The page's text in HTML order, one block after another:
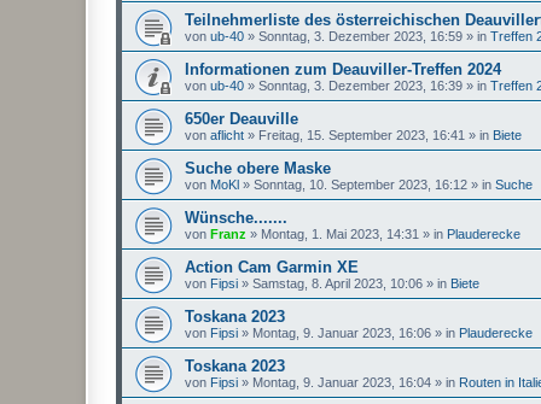
Teilnehmerliste des österreichischen
von ub-40 » Sonntag, 3. Dezember 2023, 16:59 » in Treffen
Informationen zum Deauviller-Treffen 2024
von ub-40 » Sonntag, 3. Dezember 2023, 16:39 » in Treffen
650er Deauville
von aflicht » Freitag, 15. September 2023, 16:41 » in Biete
Suche obere Maske
von MoKl » Sonntag, 10. September 2023, 16:12 » in Suche
Wünsche.......
von Franz » Montag, 1. Mai 2023, 14:31 » in Plauderecke
Action Cam Garmin XE
von Fipsi » Samstag, 8. April 2023, 10:06 » in Biete
Toskana 2023
von Fipsi » Montag, 9. Januar 2023, 16:06 » in Plauderecke
Toskana 2023
von Fipsi » Montag, 9. Januar 2023, 16:04 » in Routen in